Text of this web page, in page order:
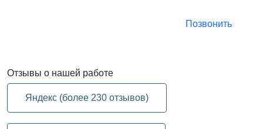
Позвонить
Отзывы о нашей работе
Яндекс (более 230 отзывов)